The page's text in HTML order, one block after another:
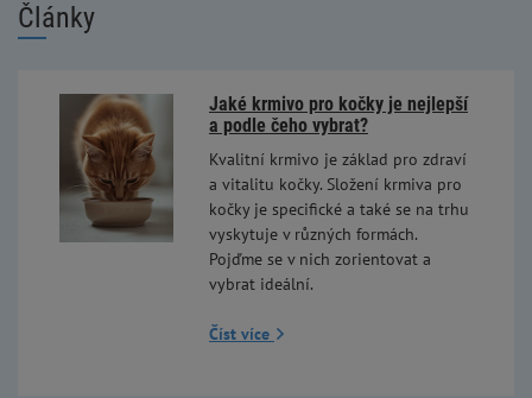
Články
Jaké krmivo pro kočky je nejlepší
a podle čeho vybrat?
Kvalitní krmivo je základ pro zdraví
a vitalitu kočky. Složení krmiva pro
kočky je specifické a také se na trhu
vyskytuje v různých formách.
Pojďme se v nich zorientovat a
vybrat ideální.
Číst více